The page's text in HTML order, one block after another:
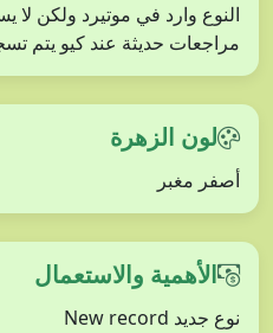
النوع وارد في موتيرد ولكن
مراجعات حديثة عند كيو يتم
لون الزهرة
أصفر مغبر
الأهمية والاستعمال
نوع جديد New record